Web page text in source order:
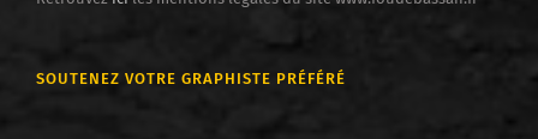
SOUTENEZ VOTRE GRAPHISTE PRÉFÉRÉ